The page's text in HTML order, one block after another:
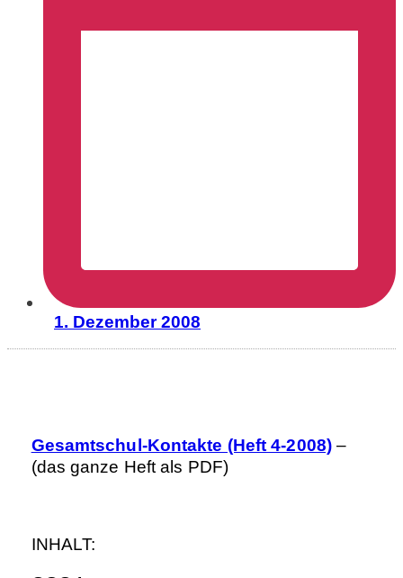
1. Dezember 2008
Gesamtschul-Kontakte (Heft 4-2008) –
(das ganze Heft als PDF)
INHALT: